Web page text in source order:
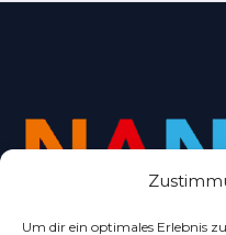
Um dir ein optimales Erlebnis